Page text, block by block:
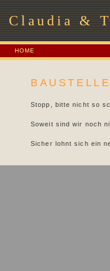
Claudia &
HOME
BAUSTELLE
Stopp, bitte nicht so
Soweit sind wir noch
Sicher lohnt sich ein